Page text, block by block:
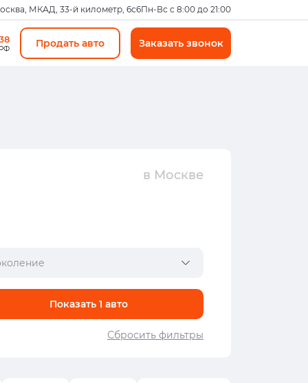
МКАД, 33-й километр, 6с6Пн-Вс с 8:00 до 21:00
Продать авто Заказать звонок
в Москве
Показать1 авто
Сбросить фильтры